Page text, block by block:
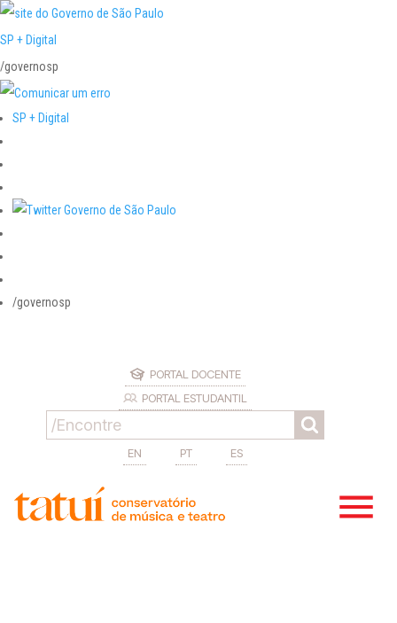
SP + Digital
/governosp
SP + Digital
/governosp
PORTAL DOCENTE
PORTAL ESTUDANTIL
EN PT ES